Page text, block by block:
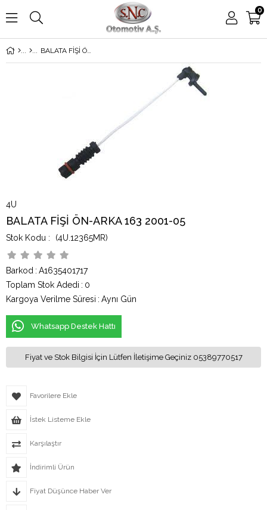
0
BALATA FİŞİ ÖN-ARKA 163 2001-05
4U
BALATA FİŞİ ÖN-ARKA 163 2001-05
(4U.12365MR)
Barkod : A1635401717
Toplam Stok Adedi : 0
Kargoya Verilme Süresi : Aynı Gün
Whatsapp Destek Hattı
Fiyat ve Stok Bilgisi İçin Lütfen İletişime Geçiniz 05389770517
Favorilere Ekle
İstek Listeme Ekle
Karşılaştır
İndirimli Ürün
Fiyat Düşünce Haber Ver